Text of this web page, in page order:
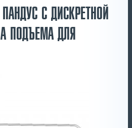
ПАНДУС С ДИСКРЕТНОЙ
ПОДЪЕМА ДЛЯ